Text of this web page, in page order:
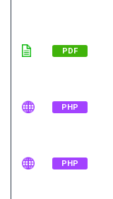
PDF
PHP
PHP